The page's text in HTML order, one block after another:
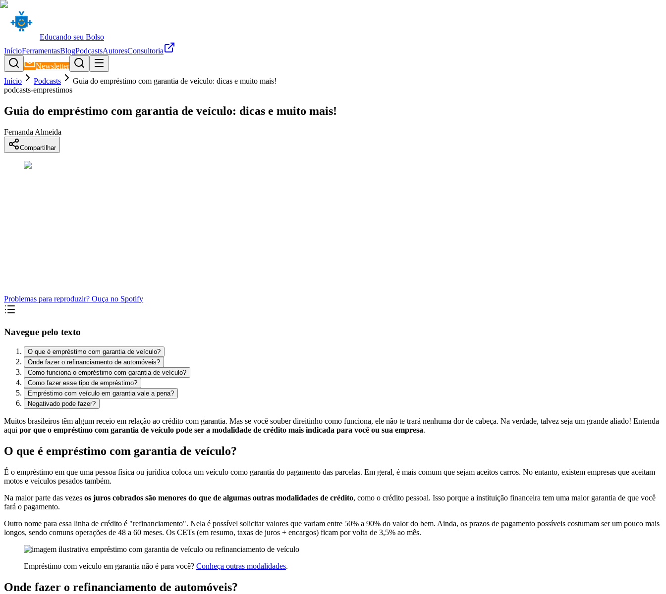
Educando seu Bolso
InícioFerramentasBlogPodcastsAutoresConsultoria
Newsletter
Início
Podcasts
Guia do empréstimo com garantia de veículo: dicas e muito mais!
podcasts-emprestimos
Guia do empréstimo com garantia de veículo: dicas e muito mais!
Fernanda Almeida
Compartilhar
Problemas para reproduzir? Ouça no Spotify
Navegue pelo texto
O que é empréstimo com garantia de veículo?
Onde fazer o refinanciamento de automóveis?
Como funciona o empréstimo com garantia de veículo?
Como fazer esse tipo de empréstimo?
Empréstimo com veículo em garantia vale a pena?
Negativado pode fazer?
Muitos brasileiros têm algum receio em relação ao crédito com garantia. Mas se você souber direitinho como funciona, ele não te trará nenhuma dor de cabeça. Na verdade, talvez seja um grande aliado! Entenda
aqui por que o empréstimo com garantia de veículo pode ser a modalidade de crédito mais indicada para você ou sua empresa.
O que é empréstimo com garantia de veículo?
É o empréstimo em que uma pessoa física ou jurídica coloca um veículo como garantia do pagamento das parcelas. Em geral, é mais comum que sejam aceitos carros. No entanto, existem empresas que aceitam
motos e veículos pesados também.
Na maior parte das vezes os juros cobrados são menores do que de algumas outras modalidades de crédito, como o crédito pessoal. Isso porque a instituição financeira tem uma maior garantia de que você
fará o pagamento.
Outro nome para essa linha de crédito é "refinanciamento". Nela é possível solicitar valores que variam entre 50% a 90% do valor do bem. Ainda, os prazos de pagamento possíveis costumam ser um pouco mais
longos, sendo comuns operações de 48 a 60 meses. Os CETs (em resumo, taxas de juros + encargos) ficam por volta de 3,5% ao mês.
Empréstimo com veículo em garantia não é para você? Conheça outras modalidades.
Onde fazer o refinanciamento de automóveis?